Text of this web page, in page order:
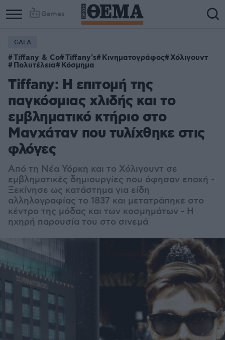
Games
GALA
Tiffany & Co Tiffany's Κινηματογράφος Χόλιγουντ
Πολυτέλεια Κόσμημα
Tiffany: H επιτομή της
παγκόσμιας χλιδής και το
εμβληματικό κτήριο στο
Μανχάταν που τυλίχθηκε στις
φλόγες
Από τη Νέα Υόρκη και το Χόλιγουντ σε
εμβληματικές δημιουργίες που άφησαν εποχή -
Ξεκίνησε ως κατάστημα για είδη
αλληλογραφίας το 1837 και μετατράπηκε στο
κέντρο της μόδας και των κοσμημάτων - Η
ηχηρή παρουσία του στο σινεμά